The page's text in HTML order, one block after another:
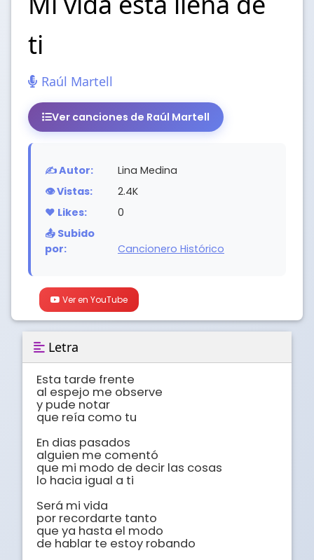
ti
Raúl Martell
Ver canciones de Raúl Martell
✍️ Autor:
Lina Medina
👁️ Vistas:
2.4K
❤️ Likes:
0
📤 Subido
por:
Cancionero Histórico
Ver en YouTube
Letra
Esta tarde frente
al espejo me observe
y pude notar
que reía como tu
En dias pasados
alguien me comentó
que mi modo de decir las cosas
lo hacia igual a ti
Será mi vida
por recordarte tanto
que ya hasta el modo
de hablar te estoy robando